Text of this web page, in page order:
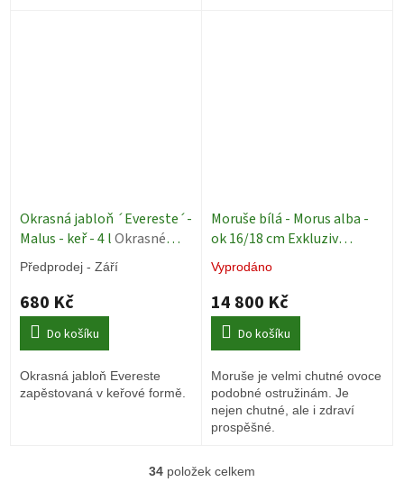
Okrasná jabloň ´Evereste´-
Malus - keř - 4 lOkrasné
stromy
Předprodej - Září
680 Kč
Do košíku
Okrasná jabloň Evereste
zapěstovaná v keřové formě.
Moruše bílá - Morus alba -
ok 16/18 cm Exkluziv
Ovocné stromy
Vyprodáno
14 800 Kč
Do košíku
Moruše je velmi chutné ovoce
podobné ostružinám. Je
nejen chutné, ale i zdraví
prospěšné.
34 položek celkem